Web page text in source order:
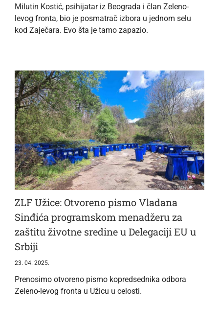
Milutin Kostić, psihijatar iz Beograda i član Zeleno-
levog fronta, bio je posmatrač izbora u jednom selu
kod Zaječara. Evo šta je tamo zapazio.
ZLF Užice: Otvoreno pismo Vladana
Sinđića programskom menadžeru za
zaštitu životne sredine u Delegaciji EU u
Srbiji
23. 04. 2025.
Prenosimo otvoreno pismo kopredsednika odbora
Zeleno-levog fronta u Užicu u celosti.